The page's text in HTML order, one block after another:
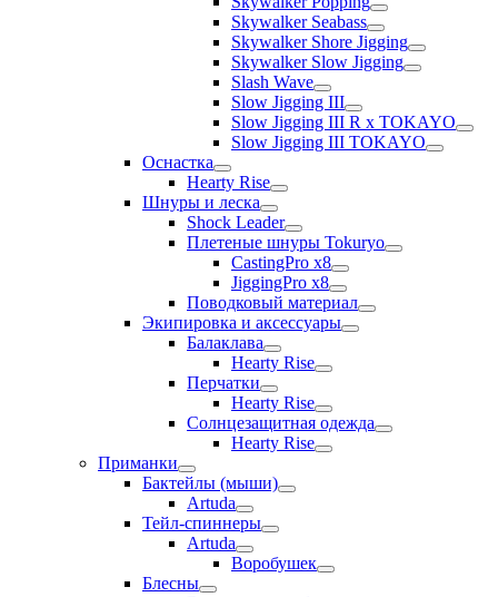
Skywalker Seabass
Skywalker Shore Jigging
Skywalker Slow Jigging
Slash Wave
Slow Jigging III
Slow Jigging III R x TOKAYO
Slow Jigging III TOKAYO
Оснастка
Hearty Rise
Шнуры и леска
Shock Leader
Плетеные шнуры Tokuryo
CastingPro x8
JiggingPro x8
Поводковый материал
Экипировка и аксессуары
Балаклава
Hearty Rise
Перчатки
Hearty Rise
Солнцезащитная одежда
Hearty Rise
Приманки
Бактейлы (мыши)
Artuda
Тейл-спиннеры
Artuda
Воробушек
Блесны